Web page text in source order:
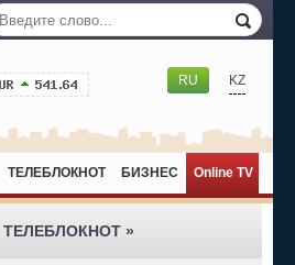
RU KZ
ТЕЛЕБЛОКНОТ БИЗНЕС Online TV
ТЕЛЕБЛОКНОТ »